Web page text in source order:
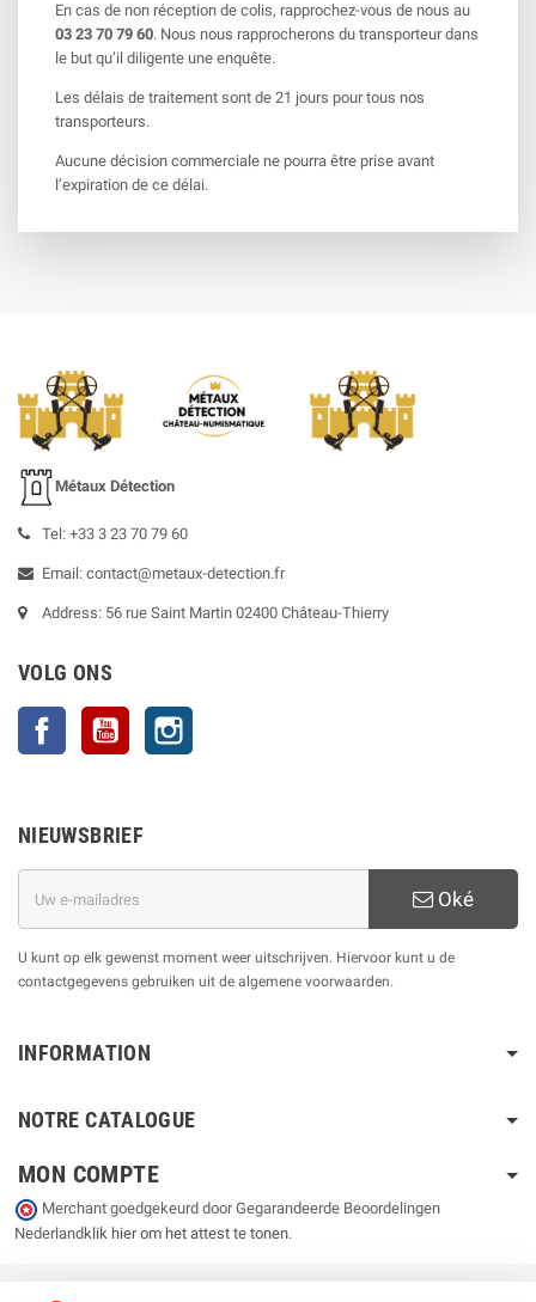
En cas de non réception de colis, rapprochez-vous de nous au
03 23 70 79 60. Nous nous rapprocherons du transporteur dans
le but qu’il diligente une enquête.
Les délais de traitement sont de 21 jours pour tous nos
transporteurs.
Aucune décision commerciale ne pourra être prise avant
l’expiration de ce délai.
Métaux Détection
Tel: +33 3 23 70 79 60
Email: contact@metaux-detection.fr
Address: 56 rue Saint Martin 02400 Château-Thierry
VOLG ONS
Facebook YouTube
NIEUWSBRIEF
Oké
U kunt op elk gewenst moment weer uitschrijven. Hiervoor kunt u de
contactgegevens gebruiken uit de algemene voorwaarden.
INFORMATION
NOTRE CATALOGUE
MON COMPTE
Merchant goedgekeurd door Gegarandeerde Beoordelingen
Nederlandklik hier om het attest te tonen.